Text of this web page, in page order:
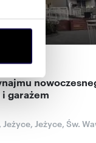
zł/m
garażem
Jeżyce, Św.